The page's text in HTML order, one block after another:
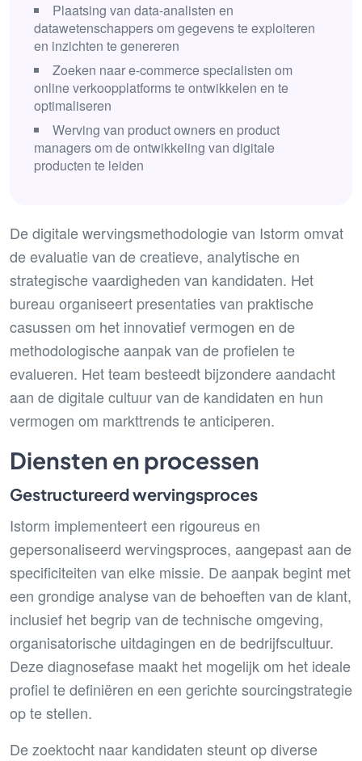
Plaatsing van data-analisten en
datawetenschappers om gegevens te exploiteren
en inzichten te genereren
Zoeken naar e-commerce specialisten om
online verkoopplatforms te ontwikkelen en te
optimaliseren
Werving van product owners en product
managers om de ontwikkeling van digitale
producten te leiden
De digitale wervingsmethodologie van Istorm omvat
de evaluatie van de creatieve, analytische en
strategische vaardigheden van kandidaten. Het
bureau organiseert presentaties van praktische
casussen om het innovatief vermogen en de
methodologische aanpak van de profielen te
evalueren. Het team besteedt bijzondere aandacht
aan de digitale cultuur van de kandidaten en hun
vermogen om markttrends te anticiperen.
Diensten en processen
Gestructureerd wervingsproces
Istorm implementeert een rigoureus en
gepersonaliseerd wervingsproces, aangepast aan de
specificiteiten van elke missie. De aanpak begint met
een grondige analyse van de behoeften van de klant,
inclusief het begrip van de technische omgeving,
organisatorische uitdagingen en de bedrijfscultuur.
Deze diagnosefase maakt het mogelijk om het ideale
profiel te definiëren en een gerichte sourcingstrategie
op te stellen.
De zoektocht naar kandidaten steunt op diverse